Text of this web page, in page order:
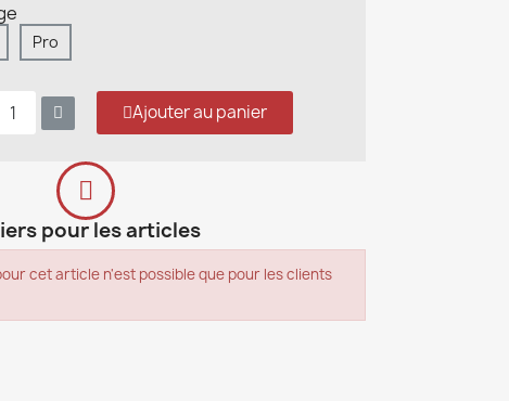
Pro
Ajouter au panier
pour les articles
cet article n'est possible que pour les clients